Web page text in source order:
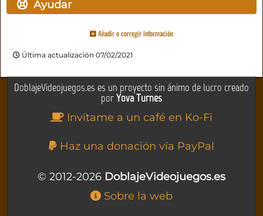
Ayudar
Añadir o corregir información
Última actualización 07/02/2021
DoblajeVideojuegos.es es un proyecto sin ánimo de lucro creado
porYova Turnes
Invítame a un café en Ko-Fi
Haz una donación vía PayPal
© 2012-2026 DoblajeVideojuegos.es
Sobre la web